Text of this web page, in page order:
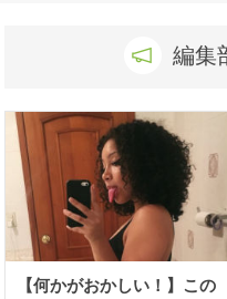
編集
【何かがおかしい！】この